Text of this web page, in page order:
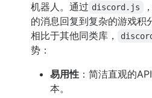
机器人。通过 discord.js
的消息回复到复杂的游戏积
相比于其他同类库，
势：
易用性 ：简洁直观的
本。